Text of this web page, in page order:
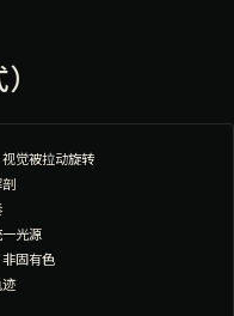
视觉被拉动旋转
剖
一光源
非固有色
迹